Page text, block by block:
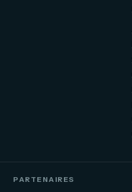
PARTENAIRES